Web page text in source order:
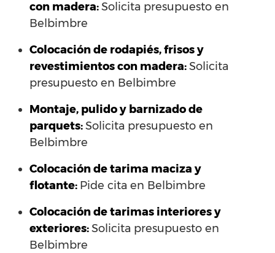
con madera:Solicita presupuesto en
Belbimbre
Colocación de rodapiés, frisos y
revestimientos con madera:Solicita
presupuesto en Belbimbre
Montaje, pulido y barnizado de
parquets:Solicita presupuesto en
Belbimbre
Colocación de tarima maciza y
flotante: Pide cita en Belbimbre
Colocación de tarimas interiores y
exteriores:Solicita presupuesto en
Belbimbre